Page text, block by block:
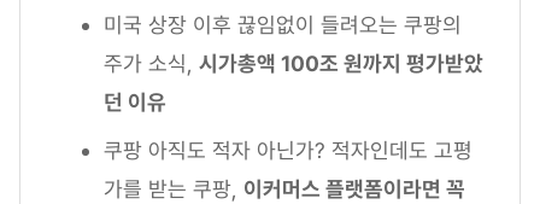
미국 상장 이후 끊임없이 들려오는 쿠팡의
주가 소식, 시가총액 100조 원까지 평가받았
던 이유
쿠팡 아직도 적자 아닌가? 적자인데도 고평
가를 받는 쿠팡, 이커머스 플랫폼이라면 꼭